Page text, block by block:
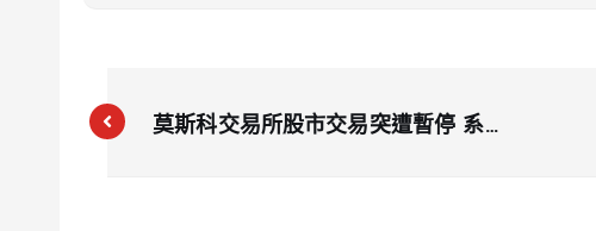
莫斯科交易所股市交易突遭暫停 系統